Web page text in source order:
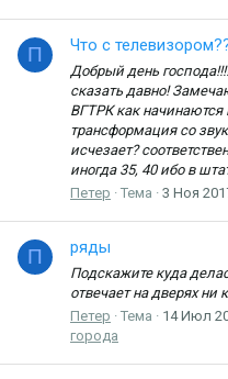
П Что с
Добрый день
сказать давно!
ВГТРК как начинаются
трансформация со
исчезает?
иногда 35, 40 ибо в
Петер
Тема 3 Ноя
П ряды
Подскажите куда
отвечает на дверях ни
Петер
Тема 14 Июл
города